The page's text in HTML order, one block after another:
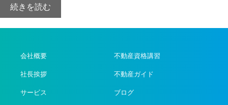
続きを読む
会社概要
社長挨拶
サービス
不動産資格講習
不動産ガイド
ブログ